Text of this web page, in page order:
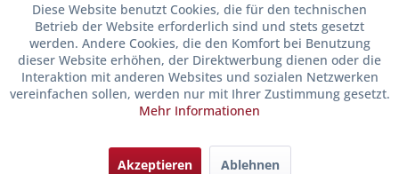
Diese Website benutzt Cookies, die für den technischen
Betrieb der Website erforderlich sind und stets gesetzt
werden. Andere Cookies, die den Komfort bei Benutzung
dieser Website erhöhen, der Direktwerbung dienen oder die
Interaktion mit anderen Websites und sozialen Netzwerken
vereinfachen sollen, werden nur mit Ihrer Zustimmung gesetzt.
Mehr Informationen
Akzeptieren Ablehnen